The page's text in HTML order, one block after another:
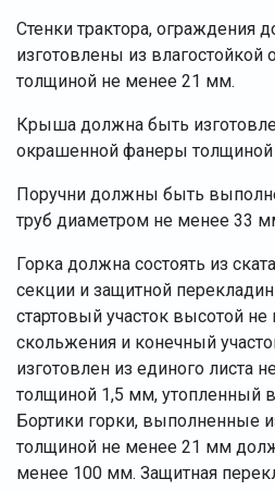
Стенки трактора, ограждения
изготовлены из
толщиной не менее 21 мм.
Крыша должна быть
окрашенной фанеры
Поручни должны быть
труб диаметром не менее 33
Горка должна состоять из
секции и защитной
стартовый участок высотой
скольжения и конечный
изготовлен из единого листа
толщиной 1,5 мм, утопленный в
Бортики горки, выполненные
толщиной не менее 21 мм
менее 100 мм. Защитная